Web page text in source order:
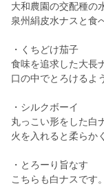
大和農園の交配種の
泉州絹皮水ナスと食
・くちどけ茄子
食味を追求した大長
口の中でとろけるよ
・シルクボーイ
丸っこい形をした白
火を入れると柔らか
・とろーり旨なす
こちらも白ナスです。